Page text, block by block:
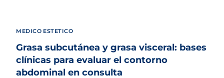
MEDICO ESTETICO
Grasa subcutánea y grasa visceral: bases
clínicas para evaluar el contorno
abdominal en consulta